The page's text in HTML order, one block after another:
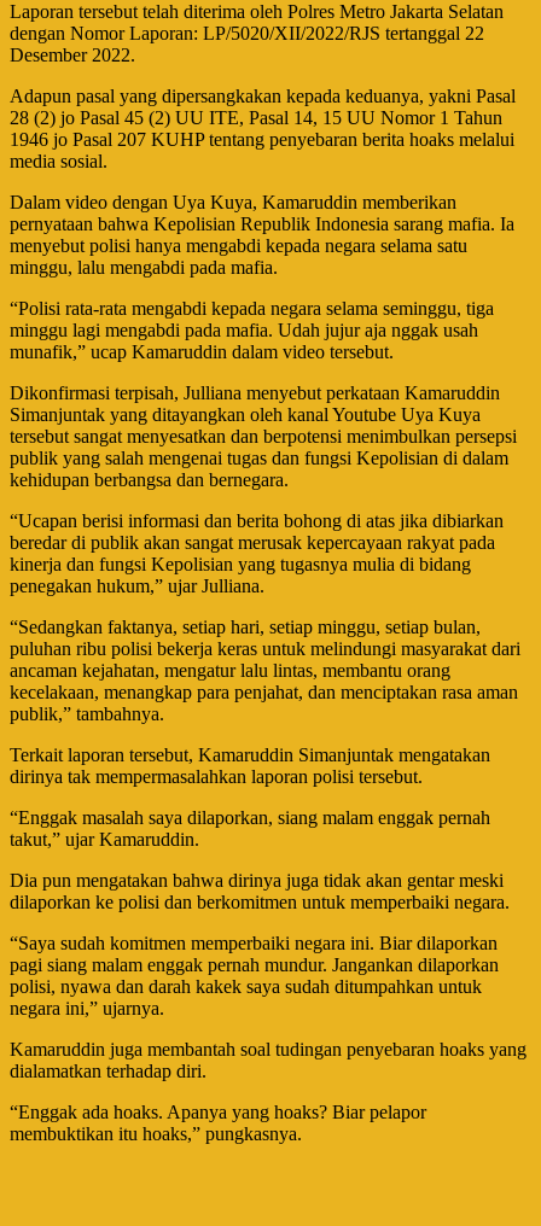
Laporan tersebut telah diterima oleh Polres Metro Jakarta Selatan
dengan Nomor Laporan: LP/5020/XII/2022/RJS tertanggal 22
Desember 2022.
Adapun pasal yang dipersangkakan kepada keduanya, yakni Pasal
28 (2) jo Pasal 45 (2) UU ITE, Pasal 14, 15 UU Nomor 1 Tahun
1946 jo Pasal 207 KUHP tentang penyebaran berita hoaks melalui
media sosial.
Dalam video dengan Uya Kuya, Kamaruddin memberikan
pernyataan bahwa Kepolisian Republik Indonesia sarang mafia. Ia
menyebut polisi hanya mengabdi kepada negara selama satu
minggu, lalu mengabdi pada mafia.
“Polisi rata-rata mengabdi kepada negara selama seminggu, tiga
minggu lagi mengabdi pada mafia. Udah jujur aja nggak usah
munafik,” ucap Kamaruddin dalam video tersebut.
Dikonfirmasi terpisah, Julliana menyebut perkataan Kamaruddin
Simanjuntak yang ditayangkan oleh kanal Youtube Uya Kuya
tersebut sangat menyesatkan dan berpotensi menimbulkan persepsi
publik yang salah mengenai tugas dan fungsi Kepolisian di dalam
kehidupan berbangsa dan bernegara.
“Ucapan berisi informasi dan berita bohong di atas jika dibiarkan
beredar di publik akan sangat merusak kepercayaan rakyat pada
kinerja dan fungsi Kepolisian yang tugasnya mulia di bidang
penegakan hukum,” ujar Julliana.
“Sedangkan faktanya, setiap hari, setiap minggu, setiap bulan,
puluhan ribu polisi bekerja keras untuk melindungi masyarakat dari
ancaman kejahatan, mengatur lalu lintas, membantu orang
kecelakaan, menangkap para penjahat, dan menciptakan rasa aman
publik,” tambahnya.
Terkait laporan tersebut, Kamaruddin Simanjuntak mengatakan
dirinya tak mempermasalahkan laporan polisi tersebut.
“Enggak masalah saya dilaporkan, siang malam enggak pernah
takut,” ujar Kamaruddin.
Dia pun mengatakan bahwa dirinya juga tidak akan gentar meski
dilaporkan ke polisi dan berkomitmen untuk memperbaiki negara.
“Saya sudah komitmen memperbaiki negara ini. Biar dilaporkan
pagi siang malam enggak pernah mundur. Jangankan dilaporkan
polisi, nyawa dan darah kakek saya sudah ditumpahkan untuk
negara ini,” ujarnya.
Kamaruddin juga membantah soal tudingan penyebaran hoaks yang
dialamatkan terhadap diri.
“Enggak ada hoaks. Apanya yang hoaks? Biar pelapor
membuktikan itu hoaks,” pungkasnya.